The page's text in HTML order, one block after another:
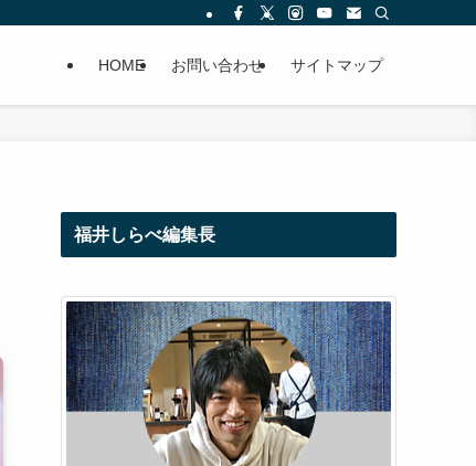
HOME お問い合わせ サイトマップ
福井しらべ編集長